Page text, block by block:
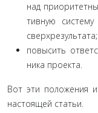
над
тивную
сверх­результата;
повысить
ника проекта.
Вот эти положения
настоящей статьи.